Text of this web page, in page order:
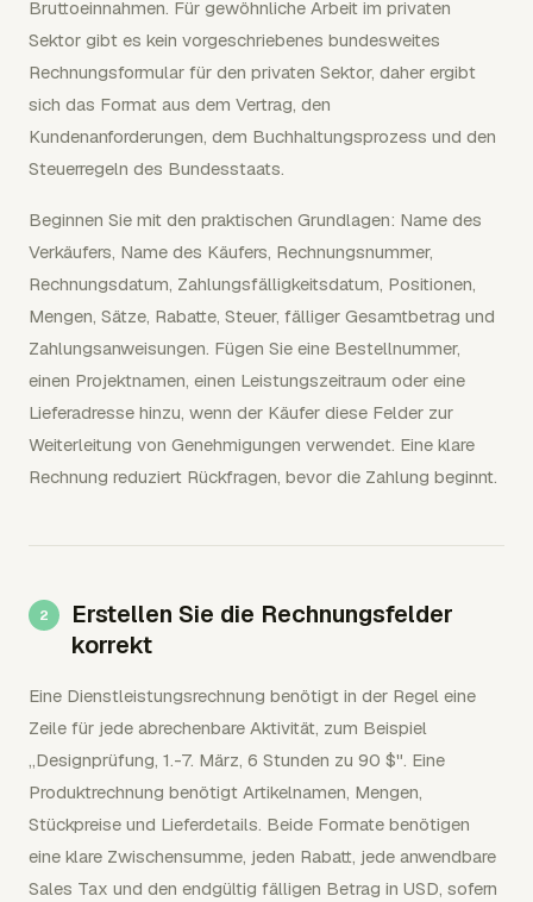
Bruttoeinnahmen. Für gewöhnliche Arbeit im privaten
Sektor gibt es kein vorgeschriebenes bundesweites
Rechnungsformular für den privaten Sektor, daher ergibt
sich das Format aus dem Vertrag, den
Kundenanforderungen, dem Buchhaltungsprozess und den
Steuerregeln des Bundesstaats.
Beginnen Sie mit den praktischen Grundlagen: Name des
Verkäufers, Name des Käufers, Rechnungsnummer,
Rechnungsdatum, Zahlungsfälligkeitsdatum, Positionen,
Mengen, Sätze, Rabatte, Steuer, fälliger Gesamtbetrag und
Zahlungsanweisungen. Fügen Sie eine Bestellnummer,
einen Projektnamen, einen Leistungszeitraum oder eine
Lieferadresse hinzu, wenn der Käufer diese Felder zur
Weiterleitung von Genehmigungen verwendet. Eine klare
Rechnung reduziert Rückfragen, bevor die Zahlung beginnt.
Erstellen Sie die Rechnungsfelder
korrekt
Eine Dienstleistungsrechnung benötigt in der Regel eine
Zeile für jede abrechenbare Aktivität, zum Beispiel
„Designprüfung, 1.-7. März, 6 Stunden zu 90 $". Eine
Produktrechnung benötigt Artikelnamen, Mengen,
Stückpreise und Lieferdetails. Beide Formate benötigen
eine klare Zwischensumme, jeden Rabatt, jede anwendbare
Sales Tax und den endgültig fälligen Betrag in USD, sofern